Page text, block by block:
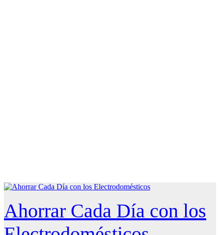
Saltar
contenido
Ahorrar Cada Día con los